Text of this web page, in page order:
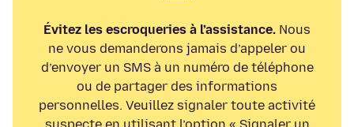
Évitez les escroqueries à l’assistance. Nous
ne vous demanderons jamais d’appeler ou
d’envoyer un SMS à un numéro de téléphone
ou de partager des informations
personnelles. Veuillez signaler toute activité